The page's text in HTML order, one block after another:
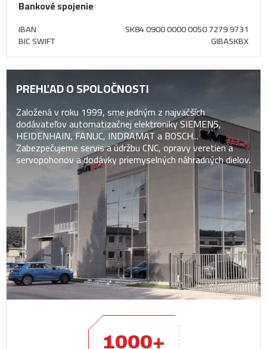
Bankové spojenie
IBAN SK84 0900 0000 0050 7279 9731
BIC SWIFT GIBASKBX
PREHĽAD O SPOLOČNOSTI
Založená v roku 1999, sme jedným z najväčších
dodávateľov automatizačnej elektroniky SIEMENS,
HEIDENHAIN, FANUC, INDRAMAT a BOSCH...
Zabezpečujeme servis a údržbu CNC, opravy veretien a
servopohonov a dodávky priemyselných náhradných dielov.
1000+